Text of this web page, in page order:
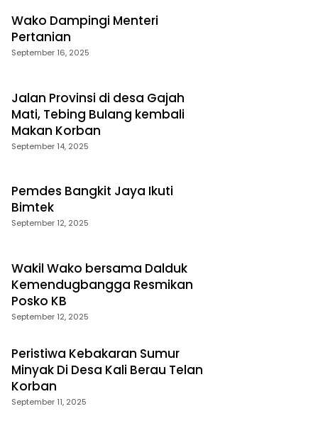
Wako Dampingi Menteri
Pertanian
September 16, 2025
Jalan Provinsi di desa Gajah
Mati, Tebing Bulang kembali
Makan Korban
September 14, 2025
Pemdes Bangkit Jaya Ikuti
Bimtek
September 12, 2025
Wakil Wako bersama Dalduk
Kemendugbangga Resmikan
Posko KB
September 12, 2025
Peristiwa Kebakaran Sumur
Minyak Di Desa Kali Berau Telan
Korban
September 11, 2025